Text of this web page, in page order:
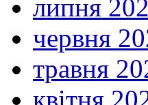
липня
червня
травня
квітня